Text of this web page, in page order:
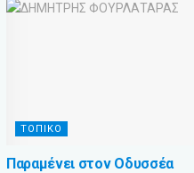
ΤΟΠΙΚΟ
Παραμένει στον Οδυσσέα